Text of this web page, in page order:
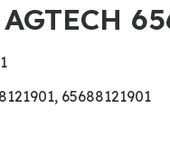
65688121901